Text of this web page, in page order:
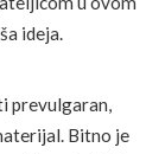
ideja.
prevulgaran,
Bitno je